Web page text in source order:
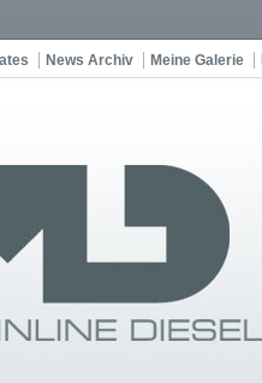
News Archiv Meine Galerie